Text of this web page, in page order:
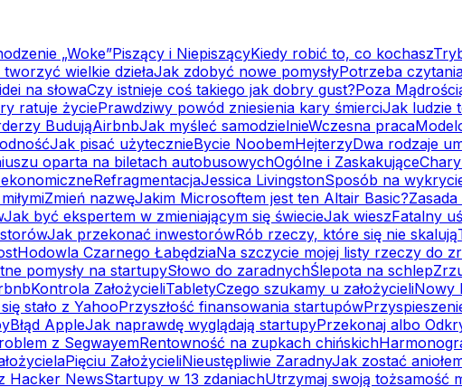
„Woke”Piszący i NiepiszącyKiedy robić to, co kochasz
wielkie dziełaJak zdobyć nowe pomysłyPotrzeba czytania
na słowaCzy istnieje coś takiego jak dobry gust?Poza
ratuje życiePrawdziwy powód zniesienia kary śmierciJak ludzie
BudująAirbnbJak myśleć samodzielnieWczesna praca
Jak pisać użytecznieBycie NoobemHejterzyDwa rodzaje
oparta na biletach autobusowychOgólne i Zaskakujące
RefragmentacjaJessica LivingstonSposób na
Zmień nazwęJakim Microsoftem jest ten Altair Basic?
Jak być ekspertem w zmieniającym się świecieJak wieszFatalny
Jak przekonać inwestorówRób rzeczy, które się nie skalują
Hodowla Czarnego ŁabędziaNa szczycie mojej listy rzeczy do
pomysły na startupySłowo do zaradnychŚlepota na schlep
Kontrola ZałożycieliTabletyCzego szukamy u założycieliNowy
stało z YahooPrzyszłość finansowania startupów
Błąd AppleJak naprawdę wyglądają startupyPrzekonaj albo
z SegwayemRentowność na zupkach chińskich
Pięciu ZałożycieliNieustępliwie ZaradnyJak zostać
Hacker NewsStartupy w 13 zdaniachUtrzymaj swoją tożsamość